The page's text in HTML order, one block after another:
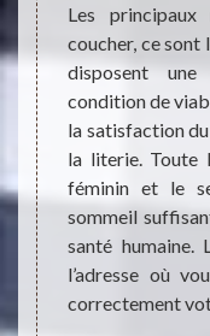
en
le lit.
Les
coucher, ce
disposent
condition de
la satisfaction
la literie. Toute
féminin et le
sommeil
santé
l’adresse où
correctement